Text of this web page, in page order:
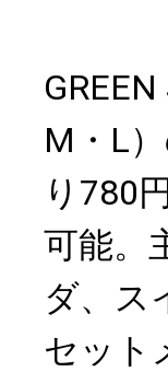
M・L
り780
可能。
ダ、ス
セット